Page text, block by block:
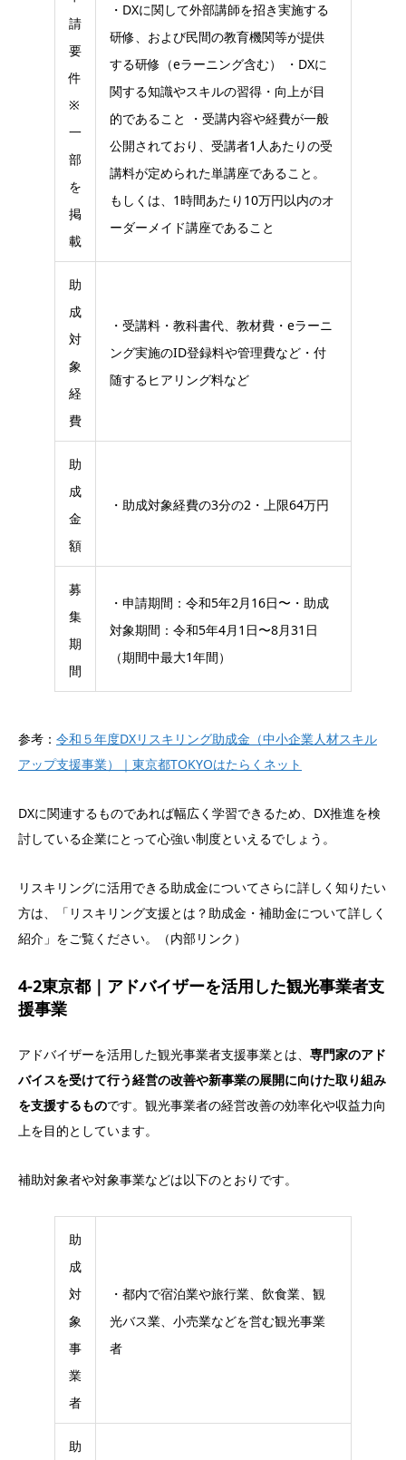
請
要
件
※
一
部
を
掲
載
・DXに関して外部講師を招き実施する
研修、および民間の教育機関等が提供
する研修（eラーニング含む） ・DXに
関する知識やスキルの習得・向上が目
的であること ・受講内容や経費が一般
公開されており、受講者1人あたりの受
講料が定められた単講座であること。
もしくは、1時間あたり10万円以内のオ
ーダーメイド講座であること
助
成
対
象
経
費
・受講料・教科書代、教材費・eラーニ
ング実施のID登録料や管理費など・付
随するヒアリング料など
助
成
金
額
・助成対象経費の3分の2・上限64万円
募
集
期
間
・申請期間：令和5年2月16日〜・助成
対象期間：令和5年4月1日〜8月31日
（期間中最大1年間）
参考： 令和５年度DXリスキリング助成金（中小企業人材スキル
アップ支援事業）｜東京都TOKYOはたらくネット
DXに関連するものであれば幅広く学習できるため、DX推進を検
討している企業にとって心強い制度といえるでしょう。
リスキリングに活用できる助成金についてさらに詳しく知りたい
方は、「リスキリング支援とは？助成金・補助金について詳しく
紹介」をご覧ください。（内部リンク）
4-2東京都｜アドバイザーを活用した観光事業者支
援事業
アドバイザーを活用した観光事業者支援事業とは、 専門家のアド
バイスを受けて行う経営の改善や新事業の展開に向けた取り組み
を支援するものです。観光事業者の経営改善の効率化や収益力向
上を目的としています。
補助対象者や対象事業などは以下のとおりです。
助
成
対
象
事
業
者
・都内で宿泊業や旅行業、飲食業、観
光バス業、小売業などを営む観光事業
者
助